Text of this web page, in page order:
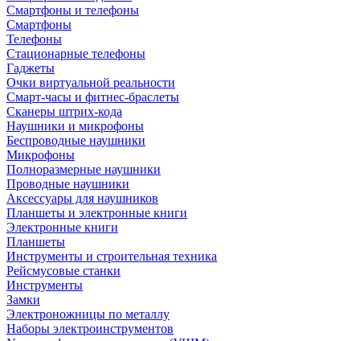
Смартфоны и телефоны
Смартфоны
Телефоны
Стационарные телефоны
Гаджеты
Очки виртуальной реальности
Смарт-часы и фитнес-браслеты
Сканеры штрих-кода
Наушники и микрофоны
Беспроводные наушники
Микрофоны
Полноразмерные наушники
Проводные наушники
Аксессуары для наушников
Планшеты и электронные книги
Электронные книги
Планшеты
Инструменты и строительная техника
Рейсмусовые станки
Инструменты
Замки
Электроножницы по металлу
Наборы электроинструментов